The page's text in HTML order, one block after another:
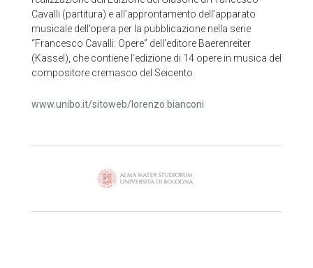
Cavalli (partitura) e all’approntamento dell’apparato
musicale dell’opera per la pubblicazione nella serie
“Francesco Cavalli: Opere” dell’editore Baerenreiter
(Kassel), che contiene l’edizione di 14 opere in musica del
compositore cremasco del Seicento.
www.unibo.it/sitoweb/lorenzo.bianconi